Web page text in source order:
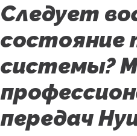
Следует
состояние
системы?
передач